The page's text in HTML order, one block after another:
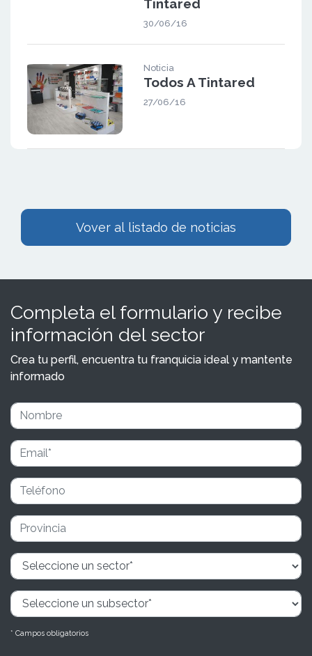
Tintared
30/06/16
Noticia
Todos A Tintared
27/06/16
Vover al listado de noticias
Completa el formulario y recibe
información del sector
Crea tu perfil, encuentra tu franquicia ideal y mantente
informado
* Campos obligatorios